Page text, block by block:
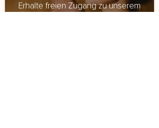
Erhalte freien Zugang zu unserem